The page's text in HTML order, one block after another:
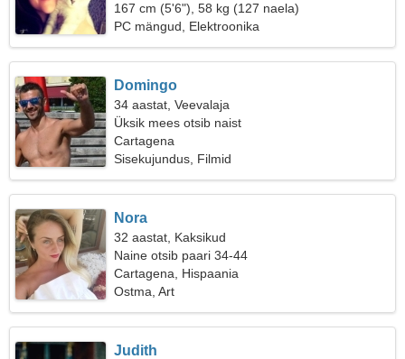
167 cm (5'6"), 58 kg (127 naela)
PC mängud, Elektroonika
Domingo
34 aastat, Veevalaja
Üksik mees otsib naist
Cartagena
Sisekujundus, Filmid
Nora
32 aastat, Kaksikud
Naine otsib paari 34-44
Cartagena, Hispaania
Ostma, Art
Judith